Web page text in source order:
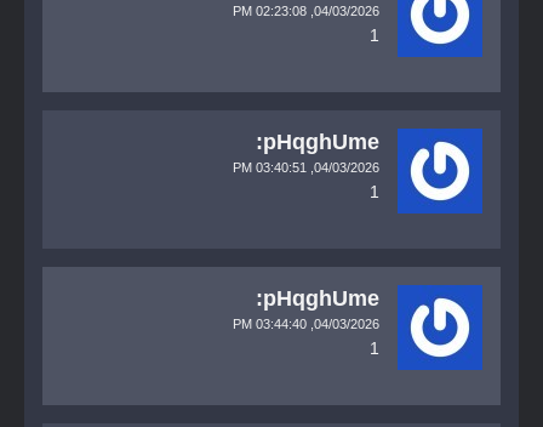
04/03/2026,
02:23:08 PM
1
pHqghUme:
04/03/2026,
03:40:51 PM
1
pHqghUme:
04/03/2026,
03:44:40 PM
1